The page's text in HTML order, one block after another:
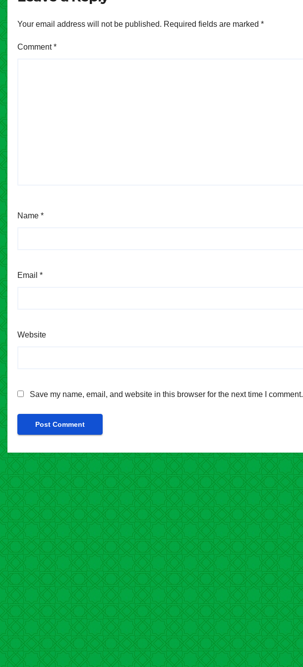
Your email address will not be published. Required fields are marked *
Comment*
Name *
Email *
Website
Save my name, email, and website in this browser for the next time I comment.